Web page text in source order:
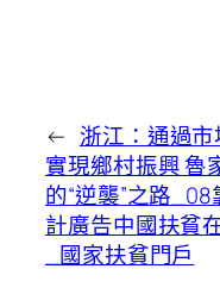
← 浙江：通過市
實現鄉村振興 魯
的“逆襲”之路_08
計廣告中國扶貧
_國家扶貧門戶